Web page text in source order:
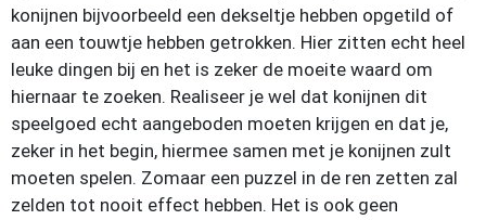
konijnen bijvoorbeeld een dekseltje hebben opgetild of
aan een touwtje hebben getrokken. Hier zitten echt heel
leuke dingen bij en het is zeker de moeite waard om
hiernaar te zoeken. Realiseer je wel dat konijnen dit
speelgoed echt aangeboden moeten krijgen en dat je,
zeker in het begin, hiermee samen met je konijnen zult
moeten spelen. Zomaar een puzzel in de ren zetten zal
zelden tot nooit effect hebben. Het is ook geen